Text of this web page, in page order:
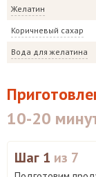
Желатин
Коричневый сахар
Вода для желатина
10-20
Шаг 1 из 7